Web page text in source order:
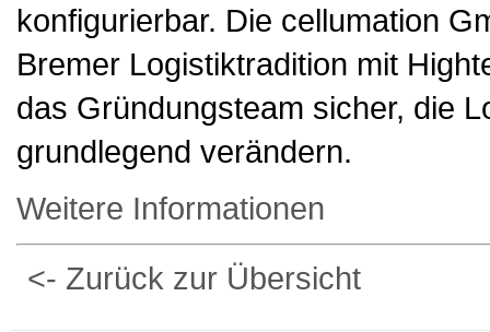
konfigurierbar. Die cellumation
Bremer Logistiktradition mit
das Gründungsteam sicher, die
grundlegend verändern.
Weitere Informationen
<- Zurück zur Übersicht